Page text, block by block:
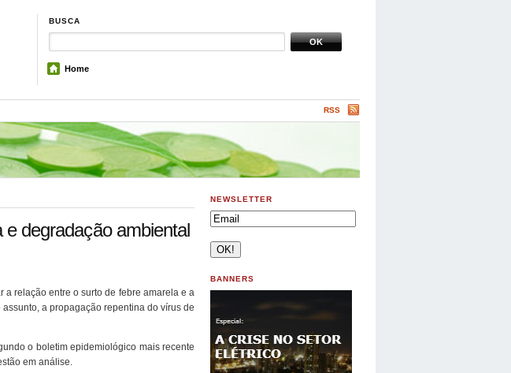
BUSCA
Home
RSS
degradação ambiental
relação entre o surto de febre amarela e a
a propagação repentina do vírus de
o boletim epidemiológico mais recente
em análise.
NEWSLETTER
BANNERS